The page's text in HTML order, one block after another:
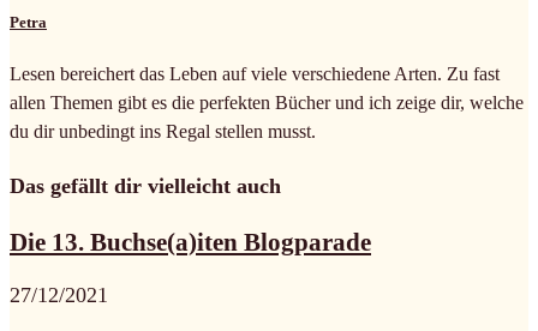
Petra
Lesen bereichert das Leben auf viele verschiedene Arten. Zu fast
allen Themen gibt es die perfekten Bücher und ich zeige dir, welche
du dir unbedingt ins Regal stellen musst.
Das gefällt dir vielleicht auch
Die 13. Buchse(a)iten Blogparade
27/12/2021